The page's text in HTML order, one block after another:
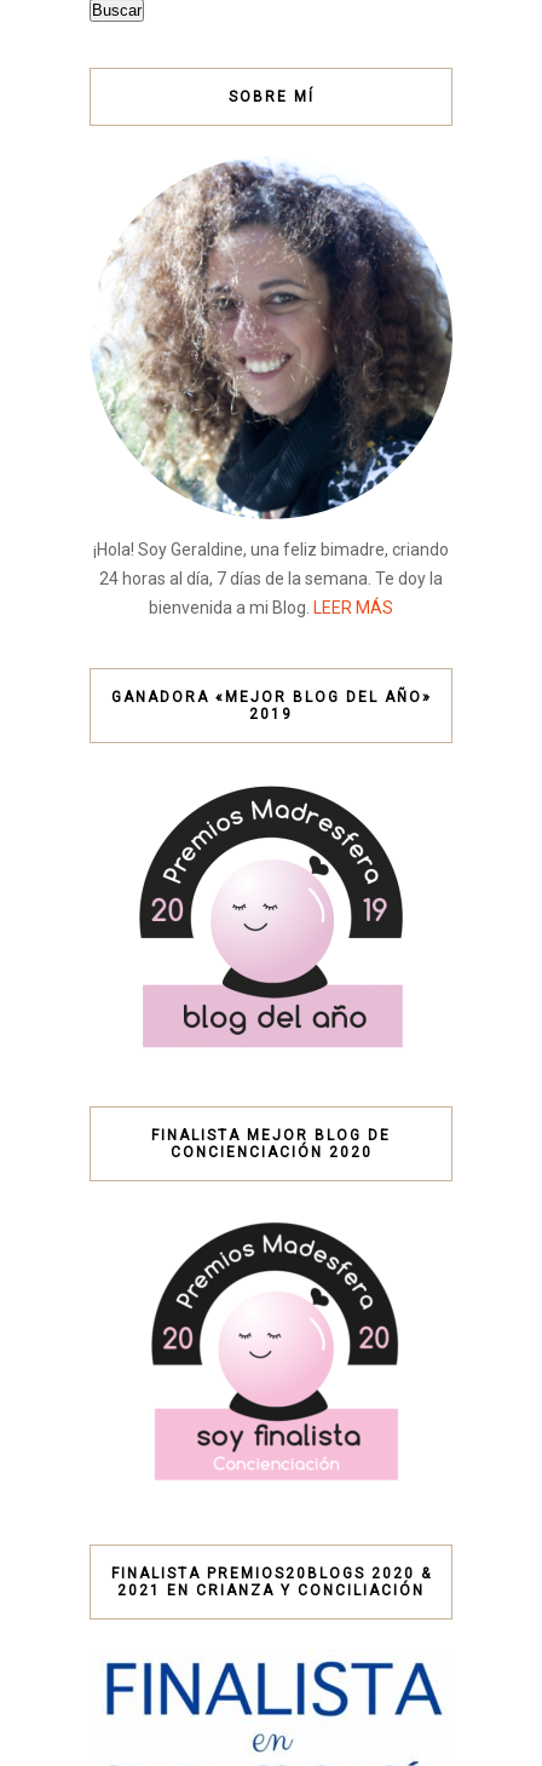
Buscar
SOBRE MÍ
¡Hola! Soy Geraldine, una feliz bimadre, criando
24 horas al día, 7 días de la semana. Te doy la
bienvenida a mi Blog. LEER MÁS
GANADORA «MEJOR BLOG DEL AÑO»
2019
FINALISTA MEJOR BLOG DE
CONCIENCIACIÓN 2020
FINALISTA PREMIOS20BLOGS 2020 &
2021 EN CRIANZA Y CONCILIACIÓN